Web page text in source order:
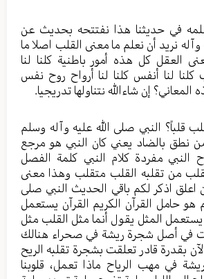
في حديثنا هذا نفتتحه بحديث عن
وآله نريد أن نعلم ما معنى القلب اصلا ما
العقل كل هذه أمور باطنية كلنا لنا
كلنا لنا أنفس كلنا لنا أرواح روح نفس
إن شاءالله نتناولها تدريجيا.
قلباً؟ النبي صلى الله عليه وآله وسلم
نطق بالضاد يعني كان النبي هو مرجع
النبي مفردة كلام النبي كلمة الفصل
من تقلبه القلب متقلب وهذا معنى
اعلق اذكر لكم باقي الحديث النبي صلى
هو حامل القرآن الكريم القرآن يستعمل
يستعمل المثل يقول أنما مثل القلب مثل
في أصل شجرة ريشة في صحراء هنالك
بقدرة قادر تعلقت بشجرة تقلبه الريح
في مهب الرياح ماذا تعمل، قلوبنا